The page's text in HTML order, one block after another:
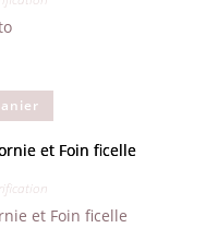
et Foin ficelle